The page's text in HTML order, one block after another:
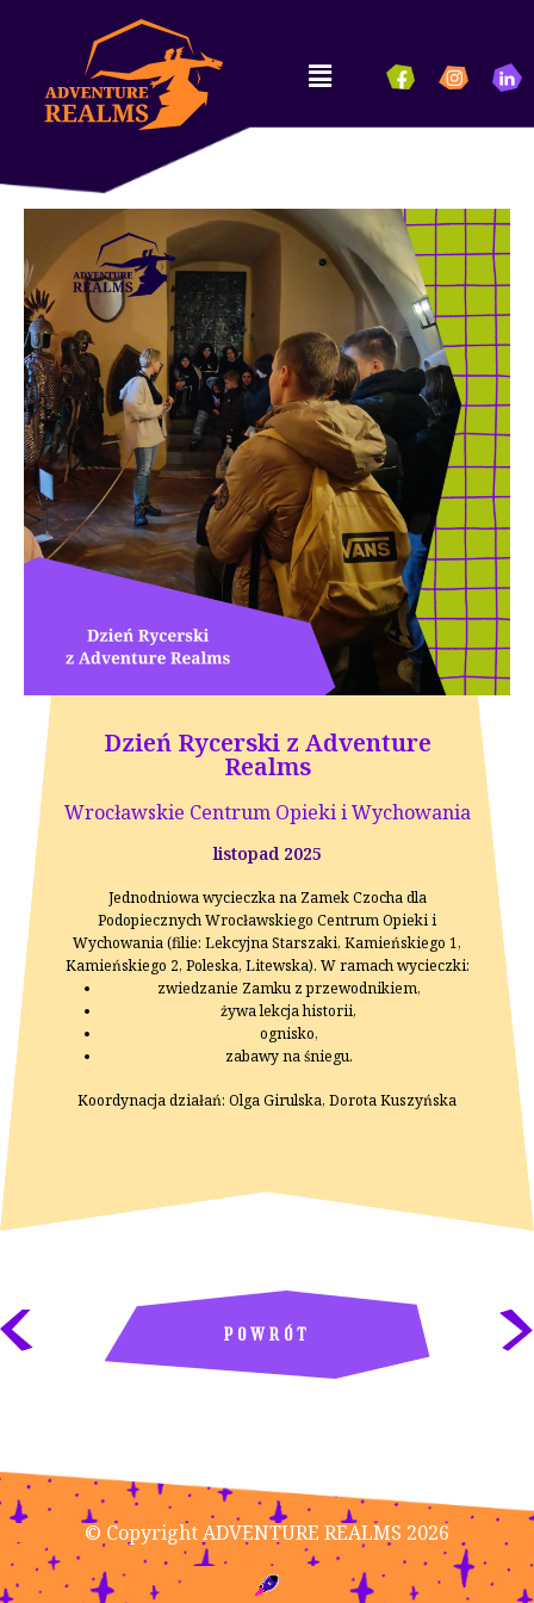
Dzień Rycerski z Adventure
Realms
Wrocławskie Centrum Opieki i Wychowania
listopad 2025
Jednodniowa wycieczka na Zamek Czocha dla
Podopiecznych Wrocławskiego Centrum Opieki i
Wychowania (filie: Lekcyjna Starszaki, Kamieńskiego 1,
Kamieńskiego 2, Poleska, Litewska). W ramach wycieczki:
zwiedzanie Zamku z przewodnikiem,
żywa lekcja historii,
ognisko,
zabawy na śniegu.
Koordynacja działań: Olga Girulska, Dorota Kuszyńska
POWRÓT
© Copyright ADVENTURE REALMS 2026